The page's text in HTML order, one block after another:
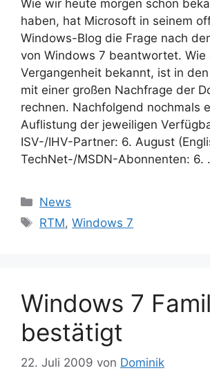
Wie wir heute morgen schon
haben, hat Microsoft in seinem
Windows-Blog die Frage nach
von Windows 7 beantwortet. Wie
Vergangenheit bekannt, ist in
mit einer großen Nachfrage der
rechnen. Nachfolgend nochmals
Auflistung der jeweiligen
ISV-/IHV-Partner: 6. August
TechNet-/MSDN-Abonnenten: 6.
Kategorien
News
Schlagwörter
RTM,Windows 7
Windows 7
bestätigt
22. Juli 2009 von Dominik